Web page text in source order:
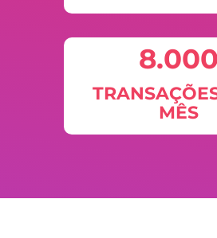
8.000
MÊS